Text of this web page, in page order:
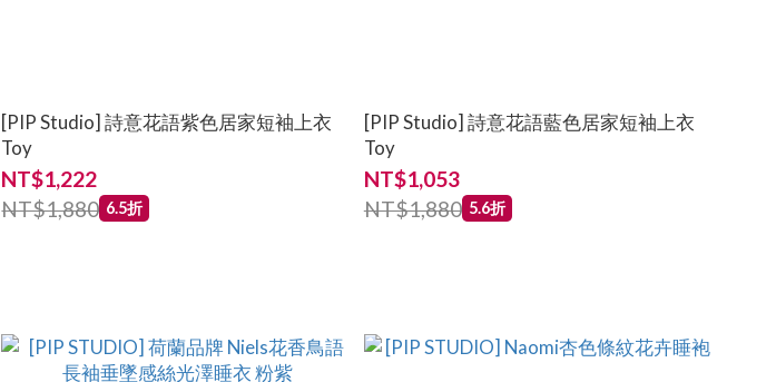
[PIP Studio] 詩意花語紫色居家短袖上衣
Toy
NT$1,222
NT$1,880 6.5折
[PIP Studio] 詩意花語藍色居家短袖上衣
Toy
NT$1,053
NT$1,880 5.6折